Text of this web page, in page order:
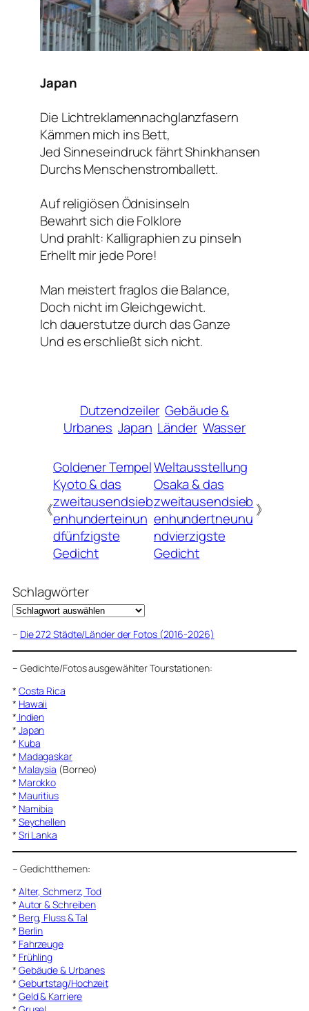
Japan
Die Lichtreklamennachglanzfasern
Kämmen mich ins Bett,
Jed Sinneseindruck fährt Shinkhansen
Durchs Menschenstromballett.
Auf religiösen Ödnisinseln
Bewahrt sich die Folklore
Und prahlt: Kalligraphien zu pinseln
Erhellt mir jede Pore!
Man meistert fraglos die Balance,
Doch nicht im Gleichgewicht.
Ich dauerstutze durch das Ganze
Und es erschließt sich nicht.
Dutzendzeiler Gebäude &
Urbanes Japan Länder Wasser
《
Goldener Tempel
Kyoto & das
zweitausendsieb
enhunderteinun
dfünfzigste
Gedicht
Weltausstellung
Osaka & das
zweitausendsieb
enhundertneunu
ndvierzigste
Gedicht
》
Schlagwörter
– Die 272 Städte/Länder der Fotos (2016-2026)
– Gedichte/Fotos ausgewählter Tourstationen:
* Costa Rica
* Hawaii
* Indien
* Japan
* Kuba
* Madagaskar
* Malaysia (Borneo)
* Marokko
* Mauritius
* Namibia
* Seychellen
* Sri Lanka
– Gedichtthemen:
* Alter, Schmerz, Tod
* Autor & Schreiben
* Berg, Fluss & Tal
* Berlin
* Fahrzeuge
* Frühling
* Gebäude & Urbanes
* Geburtstag/Hochzeit
* Geld & Karriere